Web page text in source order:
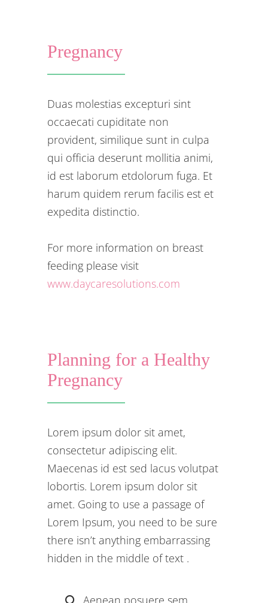
Pregnancy
Duas molestias excepturi sint
occaecati cupiditate non
provident, similique sunt in culpa
qui officia deserunt mollitia animi,
id est laborum etdolorum fuga. Et
harum quidem rerum facilis est et
expedita distinctio.
For more information on breast
feeding please visit
www.daycaresolutions.com
Planning for a Healthy
Pregnancy
Lorem ipsum dolor sit amet,
consectetur adipiscing elit.
Maecenas id est sed lacus volutpat
lobortis. Lorem ipsum dolor sit
amet. Going to use a passage of
Lorem Ipsum, you need to be sure
there isn’t anything embarrassing
hidden in the middle of text .